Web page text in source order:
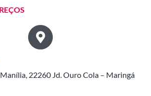
22260 Jd. Ouro Cola – Maringá